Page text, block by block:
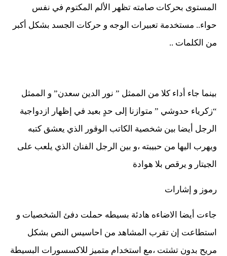
المستوى بحركات صامته تظهر الألم المكتوم في نفس
حواء.. مستخدمة تعبيرات الوجه و حركات الجسد بشكل أكبر
من الكلمات ..
بينما جاء أداء كلا من الممثل ” نور الدين سعدن” و الممثل
“زكرياء حدوشي ” متوازنا إلى حدٍ بعيد في إظهار ازدواجية
الرجل أيضا بين شخصية الكاتب الوقور الذي يعشق كتبه
ويهرب اليها من حبيبته ،و بين الرجل الفنان الذي يلعب على
الجيتار و يرقص بلا هوادة
رموز و إشارات
جاءت أيضا الاضاءه هادئة بسيطه حملت دفئ الشخصيات و
استطاعت إن تقرب المشاهد من احاسيس النص بشكل
مريح بدون تشتت ،مع استخدام متميز للاكسسورات البسيطة